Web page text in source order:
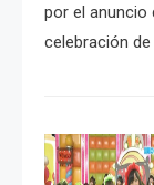
por el anuncio
celebración de